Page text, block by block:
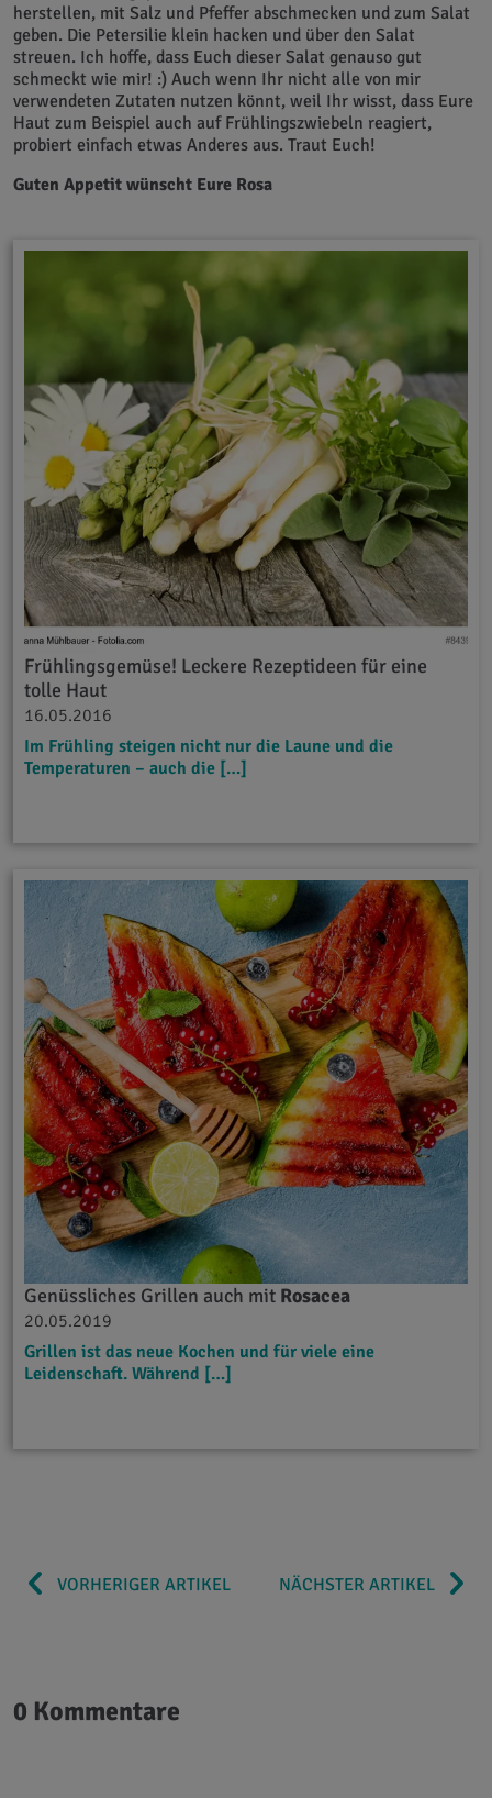
herstellen, mit Salz und Pfeffer abschmecken und zum Salat
geben. Die Petersilie klein hacken und über den Salat
streuen. Ich hoffe, dass Euch dieser Salat genauso gut
schmeckt wie mir! :) Auch wenn Ihr nicht alle von mir
verwendeten Zutaten nutzen könnt, weil Ihr wisst, dass Eure
Haut zum Beispiel auch auf Frühlingszwiebeln reagiert,
probiert einfach etwas Anderes aus. Traut Euch!
Guten Appetit wünscht Eure Rosa
Frühlingsgemüse! Leckere Rezeptideen für eine
tolle Haut
16.05.2016
Im Frühling steigen nicht nur die Laune und die
Temperaturen – auch die […]
Genüssliches Grillen auch mit Rosacea
20.05.2019
Grillen ist das neue Kochen und für viele eine
Leidenschaft. Während […]
VORHERIGER ARTIKEL NÄCHSTER ARTIKEL
0 Kommentare